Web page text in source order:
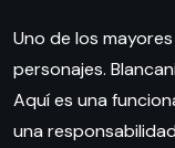
Uno de los
personajes.
Aquí es una
una